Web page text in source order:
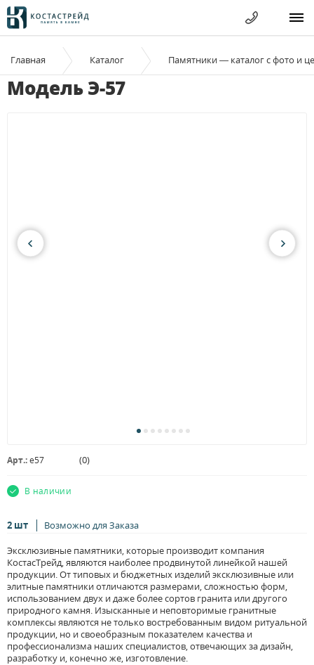
Главная Каталог Памятники — каталог с фото и
Модель Э-57
Арт.:e57 (0)
В наличии
2 шт
Возможно для Заказа
Эксклюзивные памятники, которые производит компания
КостасТрейд, являются наиболее продвинутой линейкой нашей
продукции. От типовых и бюджетных изделий эксклюзивные или
элитные памятники отличаются размерами, сложностью форм,
использованием двух и даже более сортов гранита или другого
природного камня. Изысканные и неповторимые гранитные
комплексы являются не только востребованным видом ритуальной
продукции, но и своеобразным показателем качества и
профессионализма наших специалистов, отвечающих за дизайн,
разработку и, конечно же, изготовление.